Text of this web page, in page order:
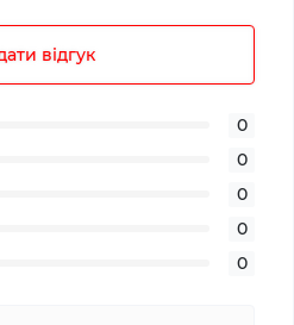
відгук
0
0
0
0
0